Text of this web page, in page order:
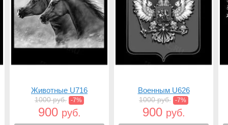
Животные U716
1000 руб. -7%
900 руб.
Военным U626
1000 руб. -7%
900 руб.